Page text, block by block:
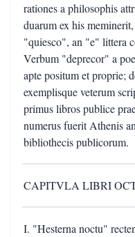
rationes a philosophis
duarum ex his
"quiesco", an "e" littera
Verbum "deprecor" a
apte positum et proprie;
exemplisque veterum
primus libros publice
numerus fuerit Athenis
bibliothecis publicorum.
CAPITVLA LIBRI
I. "Hesterna noctu"